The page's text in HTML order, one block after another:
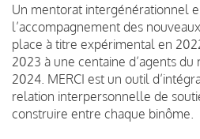
Un mentorat intergénérationnel
l’accompagnement des
place à titre expérimental en
2023 à une centaine d’agents
2024. MERCI est un outil
relation interpersonnelle de
construire entre chaque binôme.